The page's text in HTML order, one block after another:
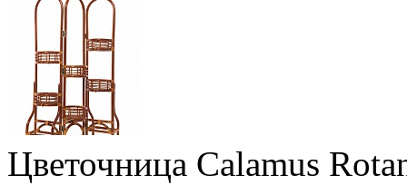
Цветочница Calamus